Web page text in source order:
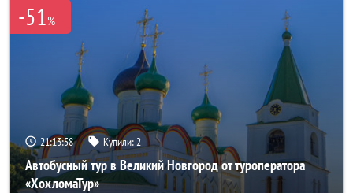
-51%
21:13:57 Купили: 2
Автобусный тур в Великий Новгород от туроператора
«ХохломаТур»